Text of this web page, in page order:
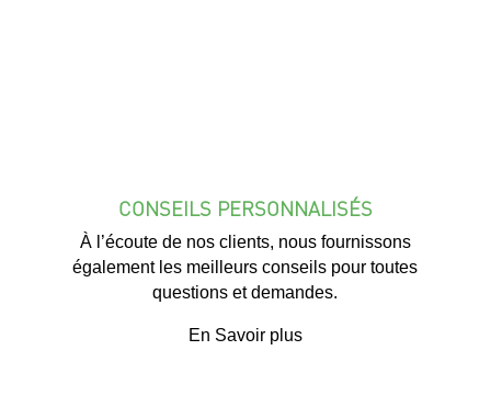
CONSEILS PERSONNALISÉS
À l’écoute de nos clients, nous fournissons
également les meilleurs conseils pour toutes
questions et demandes.
En Savoir plus